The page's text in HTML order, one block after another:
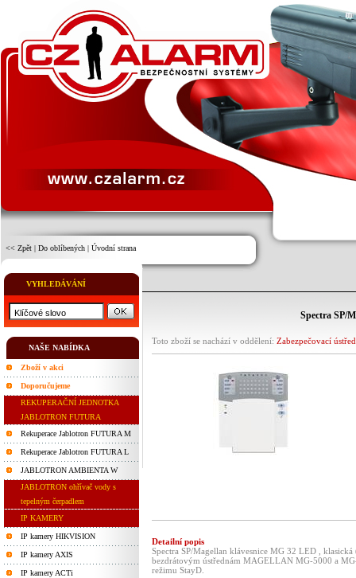
<< Zpět | Do oblíbených | Úvodní strana
VYHLEDÁVÁNÍ
NAŠE NABÍDKA
Zboží v akci
Doporučujeme
REKUPERAČNÍ JEDNOTKA
JABLOTRON FUTURA
Rekuperace Jablotron FUTURA M
Rekuperace Jablotron FUTURA L
JABLOTRON AMBIENTA W
JABLOTRON ohřívač vody s
tepelným čerpadlem
IP KAMERY
IP kamery HIKVISION
IP kamery AXIS
IP kamery ACTi
Spectra SP/
Toto zboží se nachází v oddělení: Zabezpečovací
Detailní popis
Spectra SP/Magellan klávesnice MG 32 LED ,
bezdrátovým ústřednám MAGELLAN MG-5000 a
režimu StayD.